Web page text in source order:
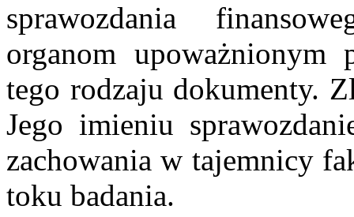
sprawozdania
organom
tego rodzaju dokumenty.
Jego imieniu
zachowania w tajemnicy
toku badania.